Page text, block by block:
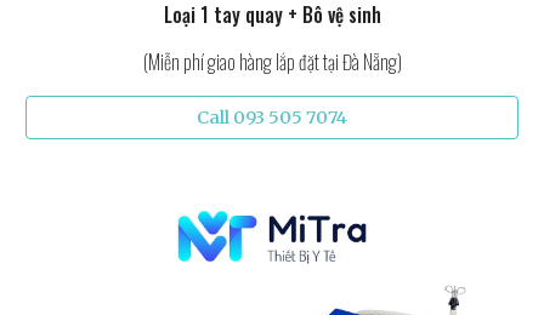
Loại 1 tay quay + Bô vệ sinh
(Miễn phí giao hàng lắp đặt tại Đà Nẵng)
Call 093 505 7074